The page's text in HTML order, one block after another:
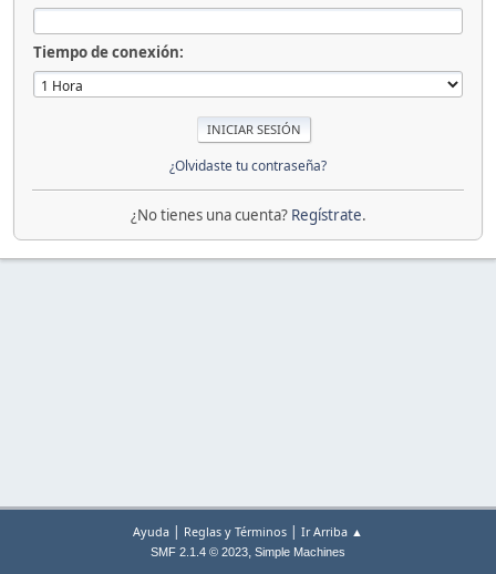
Tiempo de conexión:
¿Olvidaste tu contraseña?
¿No tienes una cuenta? Regístrate.
Ayuda | Reglas y Términos | Ir Arriba ▲
SMF 2.1.4 © 2023, Simple Machines